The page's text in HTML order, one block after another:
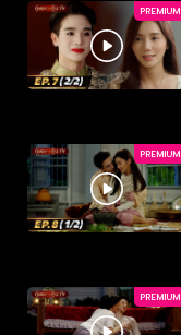
PREMIUM
PREMIUM
PREMIUM